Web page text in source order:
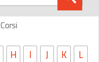
Corsi
H I J K
L